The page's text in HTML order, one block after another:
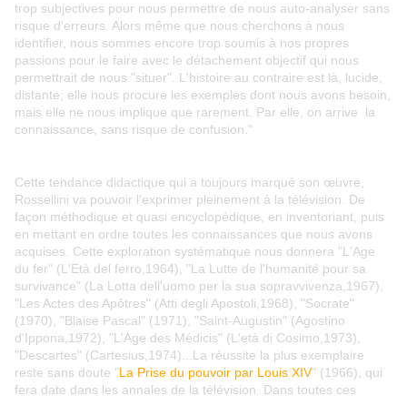
trop subjectives pour nous permettre de nous auto-analyser sans
risque d'erreurs. Alors même que nous cherchons à nous
identifier, nous sommes encore trop soumis à nos propres
passions pour le faire avec le détachement objectif qui nous
permettrait de nous "situer". L'histoire au contraire est là, lucide,
distante; elle nous procure les exemples dont nous avons besoin,
mais elle ne nous implique que rarement. Par elle, on arrive la
connaissance, sans risque de confusion."
Cette tendance didactique qui a toujours marqué son œuvre,
Rossellini va pouvoir l'exprimer pleinement à la télévision. De
façon méthodique et quasi encyclopédique, en inventoriant, puis
en mettant en ordre toutes les connaissances que nous avons
acquises. Cette exploration systématique nous donnera "L'Age
du fer" (L'Età del ferro,1964), "La Lutte de l'humanité pour sa
survivance" (La Lotta dell'uomo per la sua sopravvivenza,1967),
"Les Actes des Apôtres" (Atti degli Apostoli,1968), "Socrate"
(1970), "Blaise Pascal" (1971), "Saint-Augustin" (Agostino
d'Ippona,1972), "L'Age des Médicis" (L'età di Cosimo,1973),
"Descartes" (Cartesius,1974)...La réussite la plus exemplaire
reste sans doute "La Prise du pouvoir par Louis XIV" (1966), qui
fera date dans les annales de la télévision. Dans toutes ces